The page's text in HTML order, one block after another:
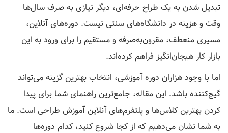
تبدیل شدن به یک طراح حرفه‌ای، دیگر نیازی به صرف سال‌ها
وقت و هزینه در دانشگاه‌های سنتی نیست. دوره‌های آنلاین،
مسیری منعطف، مقرون‌به‌صرفه و مستقیم را برای ورود به این
بازار کار هیجان‌انگیز فراهم کرده‌اند.
اما با وجود هزاران دوره آموزشی، انتخاب بهترین گزینه می‌تواند
گیج‌کننده باشد. این مقاله، جامع‌ترین راهنمای شما برای پیدا
کردن بهترین کلاس‌ها و پلتفرم‌های آنلاین آموزش طراحی است. ما
به شما نشان می‌دهیم که از کجا شروع کنید، کدام دوره‌ها